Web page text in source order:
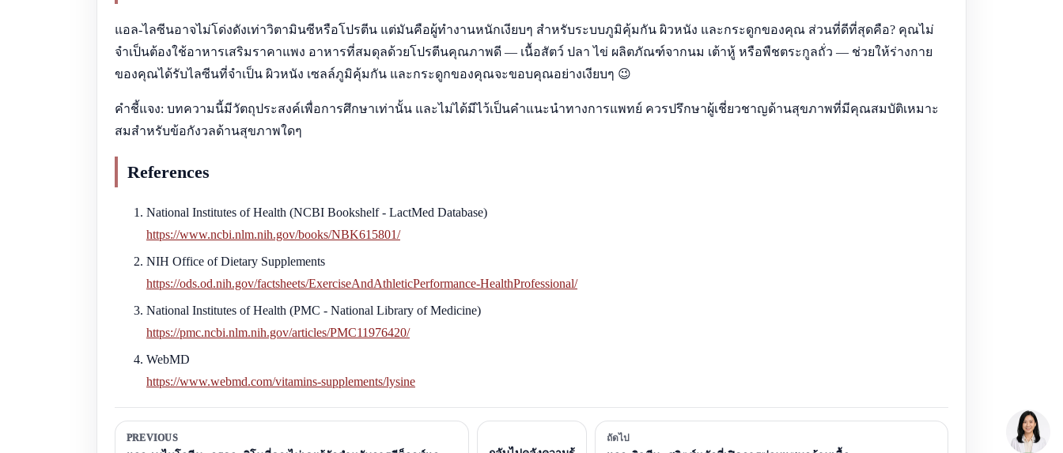
แอล-ไลซีนอาจไม่โด่งดังเท่าวิตามินซีหรือโปรตีน แต่มันคือผู้ทำงานหนักเงียบๆ สำหรับระบบภูมิคุ้มกัน ผิวหนัง และกระดูกของคุณ ส่วนที่ดีที่สุดคือ? คุณไม่
จำเป็นต้องใช้อาหารเสริมราคาแพง อาหารที่สมดุลด้วยโปรตีนคุณภาพดี — เนื้อสัตว์ ปลา ไข่ ผลิตภัณฑ์จากนม เต้าหู้ หรือพืชตระกูลถั่ว — ช่วยให้ร่างกาย
ของคุณได้รับไลซีนที่จำเป็น ผิวหนัง เซลล์ภูมิคุ้มกัน และกระดูกของคุณจะขอบคุณอย่างเงียบๆ 😉
คำชี้แจง: บทความนี้มีวัตถุประสงค์เพื่อการศึกษาเท่านั้น และไม่ได้มีไว้เป็นคำแนะนำทางการแพทย์ ควรปรึกษาผู้เชี่ยวชาญด้านสุขภาพที่มีคุณสมบัติเหมาะ
สมสำหรับข้อกังวลด้านสุขภาพใดๆ
References
National Institutes of Health (NCBI Bookshelf - LactMed Database)
https://www.ncbi.nlm.nih.gov/books/NBK615801/
NIH Office of Dietary Supplements
https://ods.od.nih.gov/factsheets/ExerciseAndAthleticPerformance-HealthProfessional/
National Institutes of Health (PMC - National Library of Medicine)
https://pmc.ncbi.nlm.nih.gov/articles/PMC11976420/
WebMD
https://www.webmd.com/vitamins-supplements/lysine
PREVIOUS ถัดไป